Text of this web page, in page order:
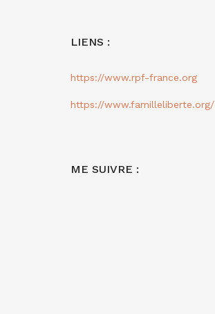
LIENS :
https://www.rpf-france.org
https://www.familleliberte.org/
ME SUIVRE :